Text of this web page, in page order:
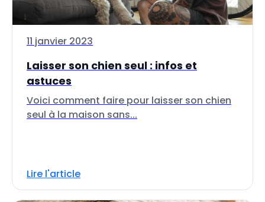
11 janvier 2023
Laisser son chien seul : infos et
astuces
Voici comment faire pour laisser son chien
seul à la maison sans...
Lire l'article